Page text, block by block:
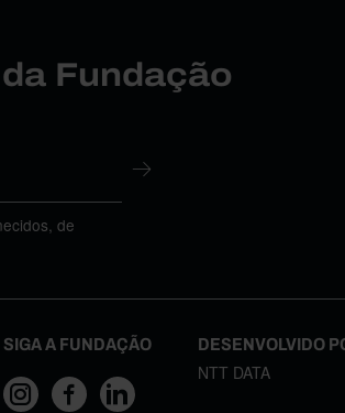
Fundação
de
SIGA A FUNDAÇÃO DESENVOLVIDO
NTT DATA